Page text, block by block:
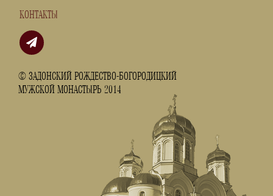
КОНТАКТЫ
© ЗАДОНСКИЙ РОЖДЕСТВО-БОГОРОДИЦКИЙ
МУЖСКОЙ МОНАСТЫРЬ 2014